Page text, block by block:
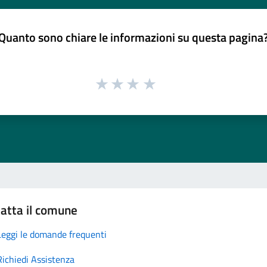
sono chiare le informazioni su questa
il comune
le domande frequenti
Assistenza